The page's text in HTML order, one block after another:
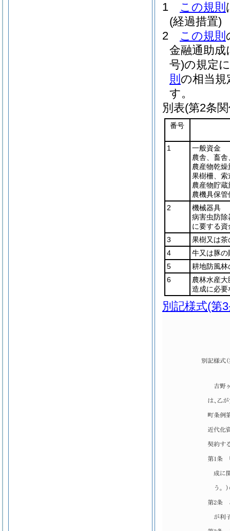
1
この規則
(経過措置)
2
この規則
金融通助成
号)の規定
則 の相当
す。
別表(第2条
番号
1
一般資金
農舎、畜
農産物乾
果樹柵、索
農産物貯
農機具保
2
機械器具
病害虫防除
に要する資
3
果樹又は茶
4
牛又は豚の
5
耕地防風林
6
農林水産
造成に必要
別記様式(第